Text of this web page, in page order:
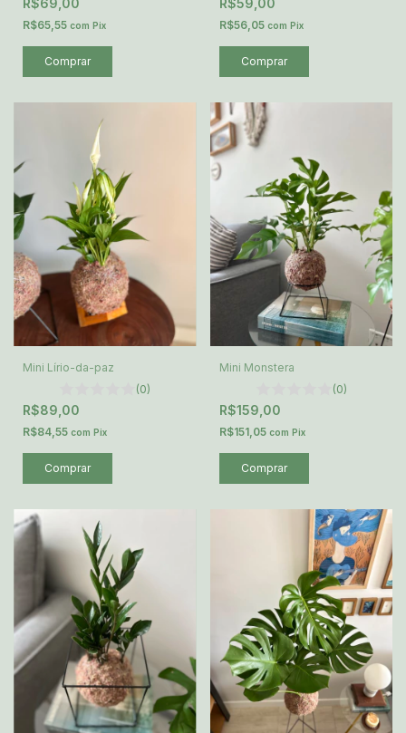
R$69,00
R$65,55 com Pix
R$59,00
R$56,05 com Pix
Mini Lírio-da-paz
(0)
R$89,00
R$84,55 com Pix
Mini Monstera
(0)
R$159,00
R$151,05 com Pix